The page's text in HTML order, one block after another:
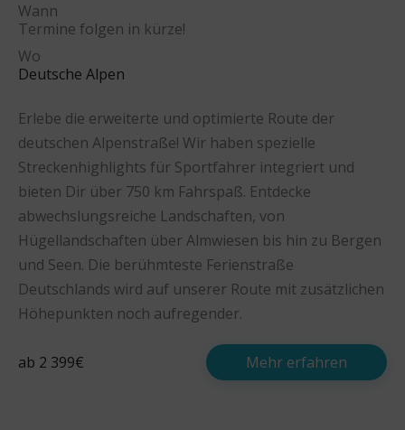
Wann
Termine folgen in kürze!
Wo
Deutsche Alpen
Erlebe die erweiterte und optimierte Route der
deutschen Alpenstraße! Wir haben spezielle
Streckenhighlights für Sportfahrer integriert und
bieten Dir über 750 km Fahrspaß. Entdecke
abwechslungsreiche Landschaften, von
Hügellandschaften über Almwiesen bis hin zu Bergen
und Seen. Die berühmteste Ferienstraße
Deutschlands wird auf unserer Route mit zusätzlichen
Höhepunkten noch aufregender.
ab 2 399€ Mehr erfahren